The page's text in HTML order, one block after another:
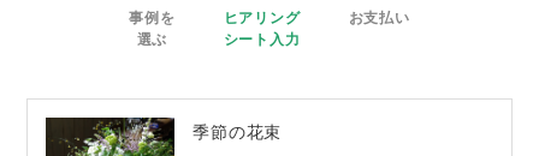
事例を
選ぶ
ヒアリング
シート入力
お支払い
季節の花束